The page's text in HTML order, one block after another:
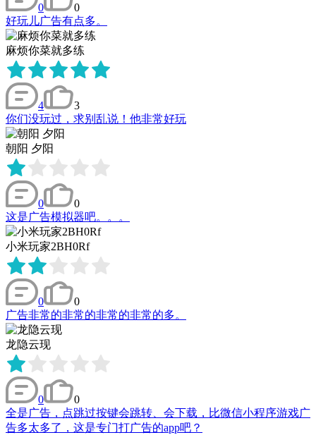
0
0
好玩儿广告有点多。
麻烦你菜就多练
4
3
你们没玩过，求别乱说！他非常好玩
朝阳 夕阳
0
0
这是广告模拟器吧。。。
小米玩家2BH0Rf
0
0
广告非常的非常的非常的非常的多。
龙隐云现
0
0
全是广告，点跳过按键会跳转、会下载，比微信小程序游戏广
告多太多了，这是专门打广告的app吧？